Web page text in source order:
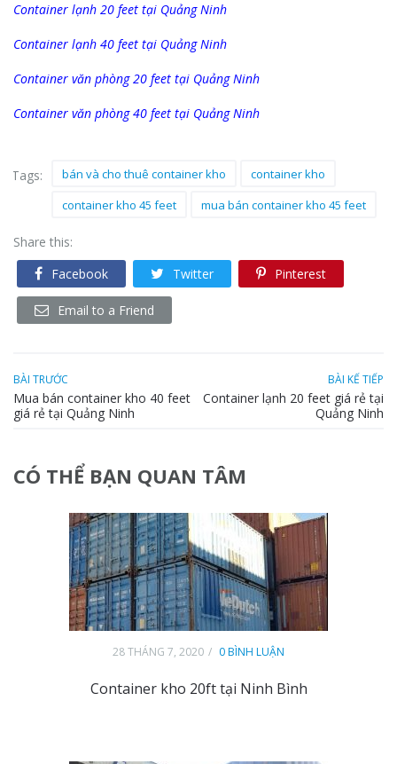
Container lạnh 20 feet tại Quảng Ninh
Container lạnh 40 feet tại Quảng Ninh
Container văn phòng 20 feet tại Quảng Ninh
Container văn phòng 40 feet tại Quảng Ninh
Tags: bán và cho thuê container kho
container kho
container kho 45 feet
mua bán container kho 45 feet
Share this:
Facebook
Twitter Pinterest
Email to a Friend
BÀI TRƯỚC
Mua bán container kho 40 feet
giá rẻ tại Quảng Ninh
BÀI KẾ TIẾP
Container lạnh 20 feet giá rẻ tại
Quảng Ninh
CÓ THỂ BẠN QUAN TÂM
28 THÁNG 7, 2020 0 BÌNH LUẬN
Container kho 20ft tại Ninh Bình